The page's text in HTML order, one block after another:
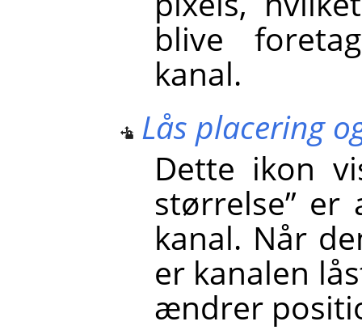
blive
kanal.
Lås placering
Dette ikon
størrelse” er
kanal. Når
er kanalen
ændrer